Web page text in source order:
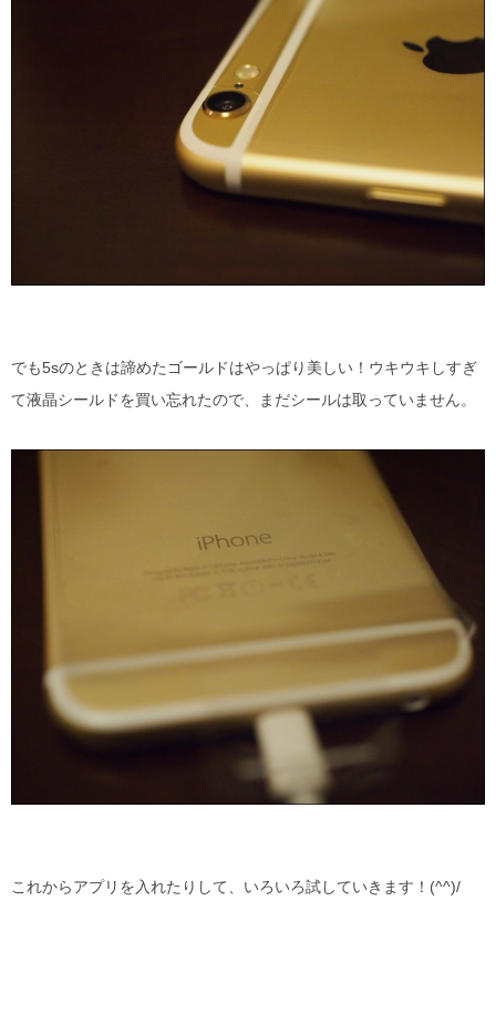
でも5sのときは諦めたゴールドはやっぱり美しい！ウキウキしすぎ
て液晶シールドを買い忘れたので、まだシールは取っていません。
これからアプリを入れたりして、いろいろ試していきます！(^^)/